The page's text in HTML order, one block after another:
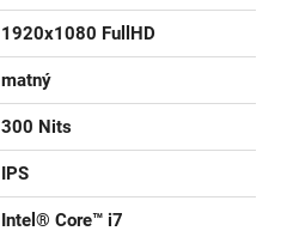
1920x1080 FullHD
matný
300 Nits
IPS
Intel® Core™ i7